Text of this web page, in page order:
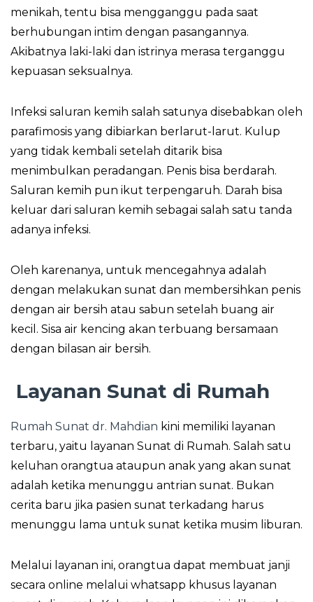
menikah, tentu bisa mengganggu pada saat
berhubungan intim dengan pasangannya.
Akibatnya laki-laki dan istrinya merasa terganggu
kepuasan seksualnya.
Infeksi saluran kemih salah satunya disebabkan oleh
parafimosis yang dibiarkan berlarut-larut. Kulup
yang tidak kembali setelah ditarik bisa
menimbulkan peradangan. Penis bisa berdarah.
Saluran kemih pun ikut terpengaruh. Darah bisa
keluar dari saluran kemih sebagai salah satu tanda
adanya infeksi.
Oleh karenanya, untuk mencegahnya adalah
dengan melakukan sunat dan membersihkan penis
dengan air bersih atau sabun setelah buang air
kecil. Sisa air kencing akan terbuang bersamaan
dengan bilasan air bersih.
Layanan Sunat di Rumah
Rumah Sunat dr. Mahdian kini memiliki layanan
terbaru, yaitu layanan Sunat di Rumah. Salah satu
keluhan orangtua ataupun anak yang akan sunat
adalah ketika menunggu antrian sunat. Bukan
cerita baru jika pasien sunat terkadang harus
menunggu lama untuk sunat ketika musim liburan.
Melalui layanan ini, orangtua dapat membuat janji
secara online melalui whatsapp khusus layanan